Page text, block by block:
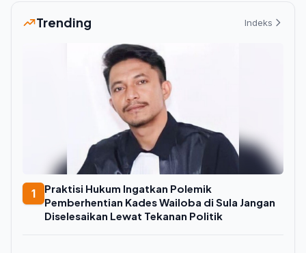
Trending Indeks
1
Praktisi Hukum Ingatkan Polemik
Pemberhentian Kades Wailoba di Sula Jangan
Diselesaikan Lewat Tekanan Politik